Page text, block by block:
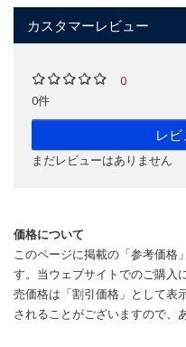
カスタマーレビュー
0
0件
レビ
まだレビューはありません
価格について
このページに掲載の「参考価格
す。当ウェブサイトでのご購入
売価格は「割引価格」として表
されることがございますので、